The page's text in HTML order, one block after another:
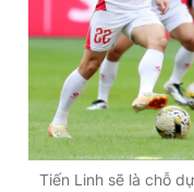
Tiến Linh sẽ là chỗ